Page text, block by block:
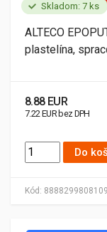
Skladom: 7 ks
Kód: 8888299808109
ALTECO
plastelína,
8.88 EUR
7.22 EUR bez DPH
Do